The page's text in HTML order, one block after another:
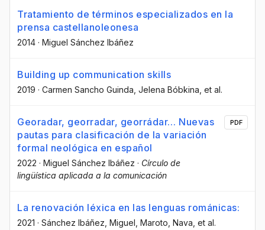
Tratamiento de términos especializados en la
prensa castellanoleonesa
2014 · Miguel Sánchez Ibáñez
Building up communication skills
2019 · Carmen Sancho Guinda , Jelena Bóbkina , et al.
Georadar, georradar, georrádar… Nuevas
pautas para clasificación de la variación
formal neológica en español
2022 · Miguel Sánchez Ibáñez · Círculo de
lingüística aplicada a la comunicación
PDF
La renovación léxica en las lenguas románicas:
2021 · Sánchez Ibáñez, Miguel , Maroto, Nava , et al.